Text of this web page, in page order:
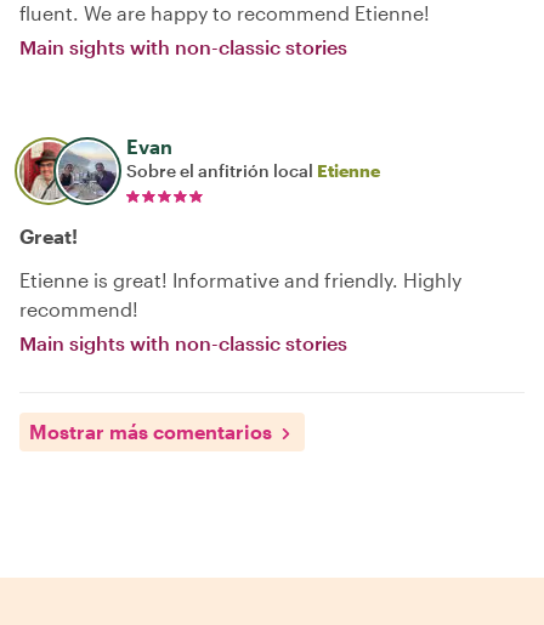
fluent. We are happy to recommend Etienne!
Main sights with non-classic stories
Evan
Sobre el anfitrión local Etienne
Great!
Etienne is great! Informative and friendly. Highly
recommend!
Main sights with non-classic stories
Mostrar más comentarios